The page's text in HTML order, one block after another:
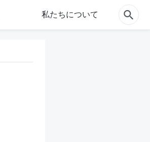
私たちについて